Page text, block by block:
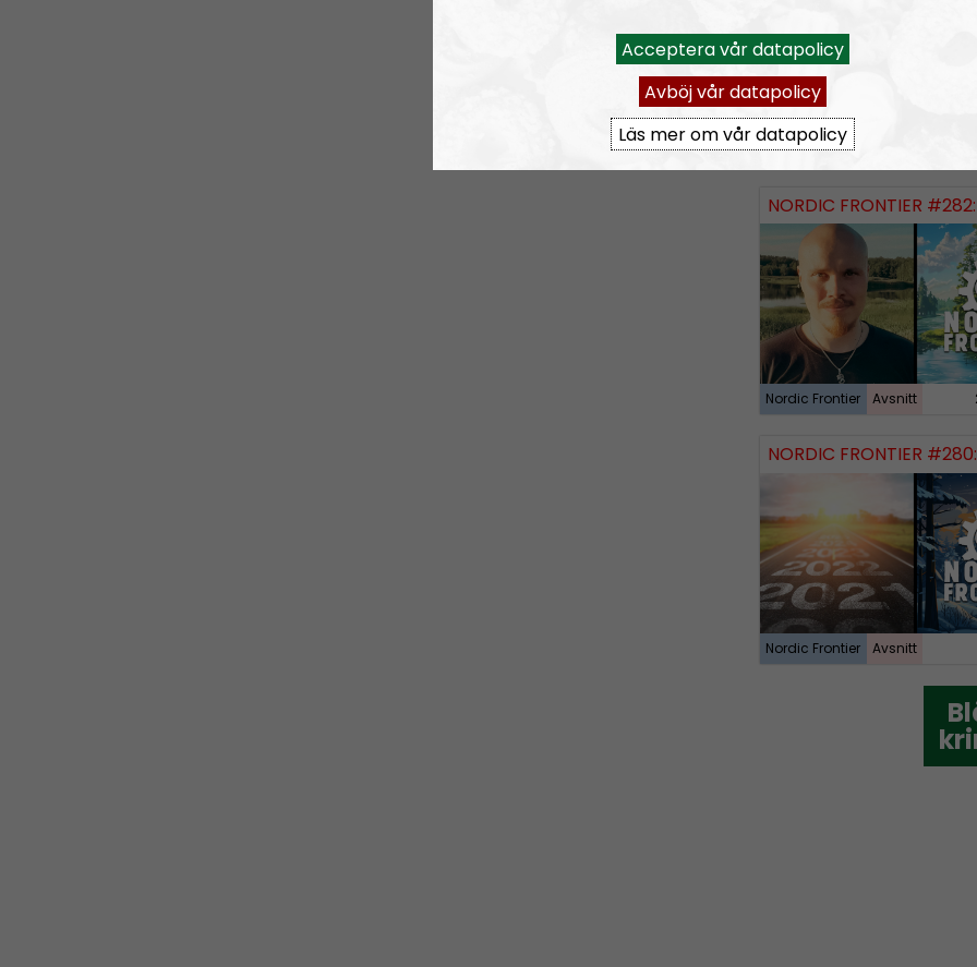
Nordic Frontier
NORDIC FRONTIER #282:
Nordic Frontier Avsnitt
NORDIC FRONTIER #280:
Nordic Frontier Avsnitt
Acceptera vår datapolicy
Avböj vår datapolicy
Läs mer om vår datapolicy